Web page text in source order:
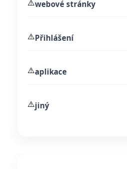
⚠️webové stránky
⚠️Přihlášení
⚠️aplikace
⚠️jiný